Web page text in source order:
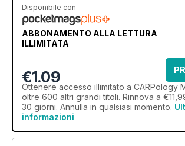
Disponibile con
ABBONAMENTO ALLA LETTURA
ILLIMITATA
€1.09
Ottenere accesso illimitato a CARPology
oltre 600 altri grandi titoli. Rinnova a
30 giorni. Annulla in qualsiasi momento.
informazioni